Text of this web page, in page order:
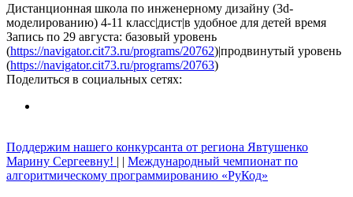
Дистанционная школа по инженерному дизайну (3d-
моделированию) 4-11 класс|дист|в удобное для детей время
Запись по 29 августа: базовый уровень
(https://navigator.cit73.ru/programs/20762)|продвинутый уровень
(https://navigator.cit73.ru/programs/20763)
Поделиться в социальных сетях:
Поддержим нашего конкурсанта от региона Явтушенко
Марину Сергеевну! | | Международный чемпионат по
алгоритмическому программированию «РуКод»